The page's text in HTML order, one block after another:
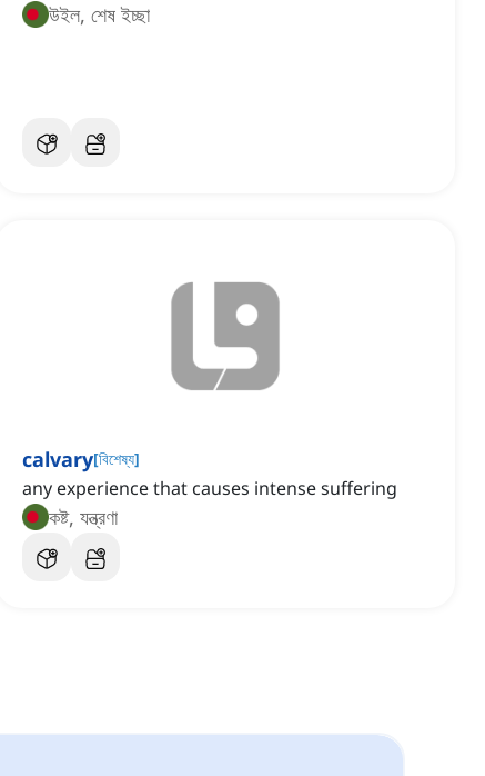
উইল, শেষ ইচ্ছা
calvary[বিশেষ্য]
any experience that causes intense suffering
কষ্ট, যন্ত্রণা